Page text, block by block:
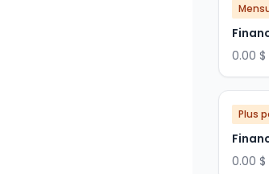
0.00
Plus
0.00